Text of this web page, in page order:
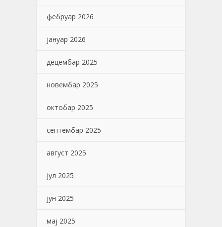
фебруар 2026
јануар 2026
децембар 2025
новембар 2025
октобар 2025
септембар 2025
август 2025
јул 2025
јун 2025
мај 2025